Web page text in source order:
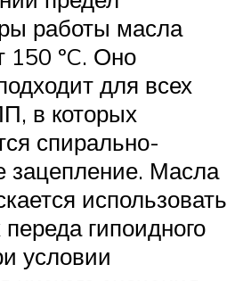
работы масла
150 ºC. Оно
для всех
в которых
спирально-
зацепление. Масла
использовать
гипоидного
условии